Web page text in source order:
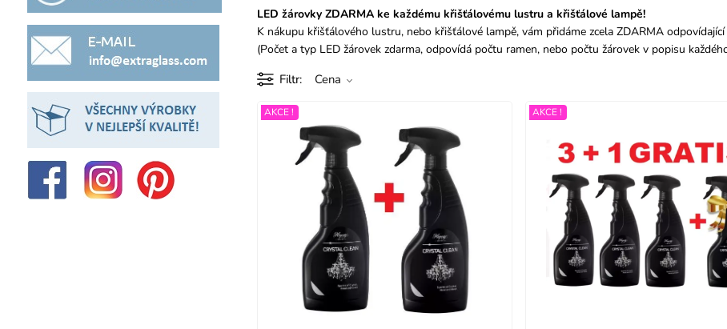
LED žárovky ZDARMA ke každému křišťálovému lustru a křišťálové lampě!
K nákupu křišťálového lustru, nebo křišťálové lampě, vám přidáme zcela ZDARMA odpovídající
(Počet a typ LED žárovek zdarma, odpovídá počtu ramen, nebo počtu žárovek v popisu
Filtr Cena
AKCE ! AKCE !